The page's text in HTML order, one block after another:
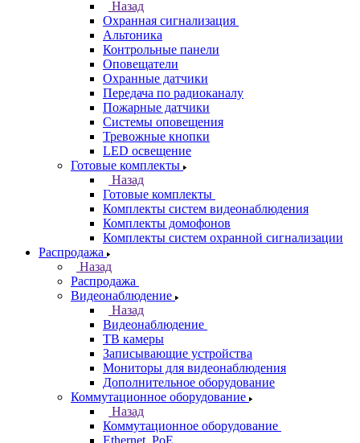
Назад
Охранная сигнализация
Альтоника
Контрольные панели
Оповещатели
Охранные датчики
Передача по радиоканалу
Пожарные датчики
Системы оповещения
Тревожные кнопки
LED освещение
Готовые комплекты
Назад
Готовые комплекты
Комплекты систем видеонаблюдения
Комплекты домофонов
Комплекты систем охранной сигнализации
Распродажа
Назад
Распродажа
Видеонаблюдение
Назад
Видеонаблюдение
ТВ камеры
Записывающие устройства
Мониторы для видеонаблюдения
Дополнительное оборудование
Коммутационное оборудование
Назад
Коммутационное оборудование
Ethernet, PoE